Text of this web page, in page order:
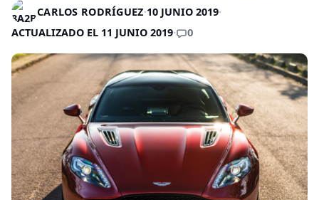
CARLOS RODRÍGUEZ·10 JUNIO 2019·
ACTUALIZADO EL 11 JUNIO 2019· 0